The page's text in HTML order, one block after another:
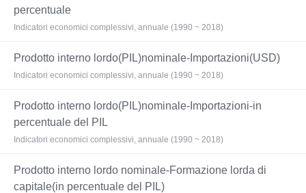
percentuale
Indicatori economici complessivi, annuale (1990 ~ 2018)
Prodotto interno lordo(PIL)nominale-Importazioni(USD)
Indicatori economici complessivi, annuale (1990 ~ 2018)
Prodotto interno lordo(PIL)nominale-Importazioni-in
percentuale del PIL
Indicatori economici complessivi, annuale (1990 ~ 2018)
Prodotto interno lordo nominale-Formazione lorda di
capitale(in percentuale del PIL)